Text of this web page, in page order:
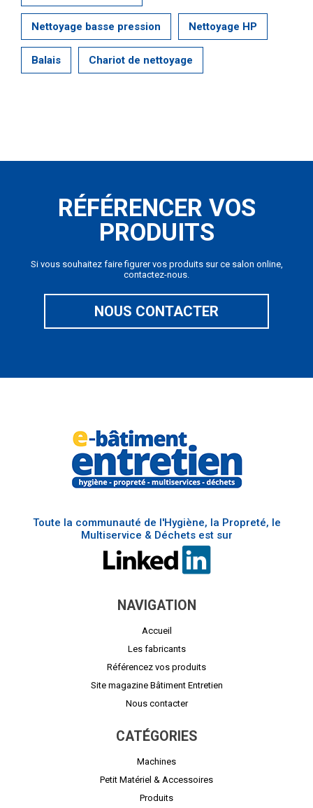
Nettoyage basse pression Nettoyage HP
Balais Chariot de nettoyage
RÉFÉRENCER VOS
PRODUITS
Si vous souhaitez faire figurer vos produits sur ce salon online,
contactez-nous.
NOUS CONTACTER
Toute la communauté de l'Hygiène, la Propreté, le
Multiservice & Déchets est sur
NAVIGATION
Accueil
Les fabricants
Référencez vos produits
Site magazine Bâtiment Entretien
Nous contacter
CATÉGORIES
Machines
Petit Matériel & Accessoires
Produits